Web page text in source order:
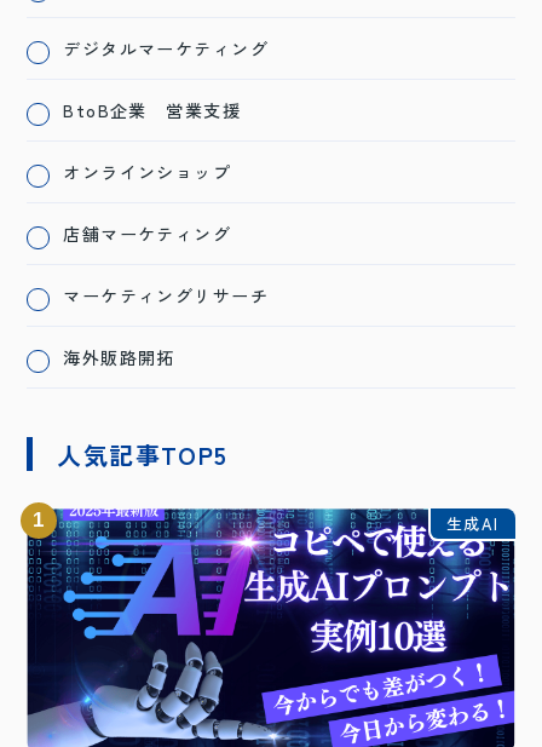
デジタルマーケティング
BtoB企業 営業支援
オンラインショップ
店舗マーケティング
マーケティングリサーチ
海外販路開拓
人気記事TOP5
1 生成AI